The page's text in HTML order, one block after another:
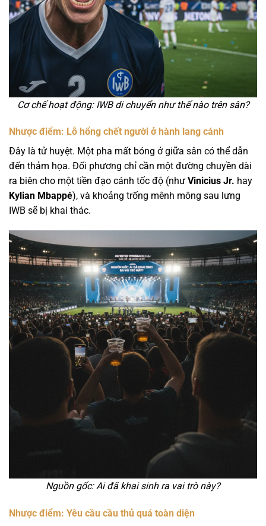
Cơ chế hoạt động: IWB di chuyển như thế nào trên sân?
Nhược điểm: Lỗ hổng chết người ở hành lang cánh
Đây là tử huyệt. Một pha mất bóng ở giữa sân có thể dẫn
đến thảm họa. Đối phương chỉ cần một đường chuyền dài
ra biên cho một tiền đạo cánh tốc độ (như Vinicius Jr. hay
Kylian Mbappé), và khoảng trống mênh mông sau lưng
IWB sẽ bị khai thác.
Nguồn gốc: Ai đã khai sinh ra vai trò này?
Nhược điểm: Yêu cầu cầu thủ quá toàn diện